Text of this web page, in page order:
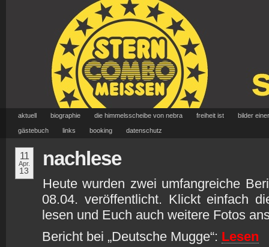
aktuell biographie die himmelsscheibe von nebra freiheit ist bilder
gästebuch links booking datenschutz
11
Apr.
13
nachlese
Heute wurden zwei umfangreiche
08.04. veröffentlicht. Klickt einfach
lesen und Euch auch weitere Fotos
Bericht bei „Deutsche Mugge“: Lesen